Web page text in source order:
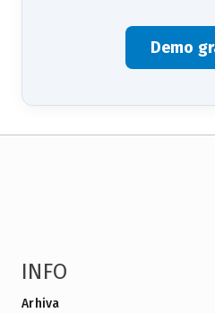
Demo
INFO
Arhiva